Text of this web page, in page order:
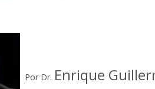
Por Dr. Enrique